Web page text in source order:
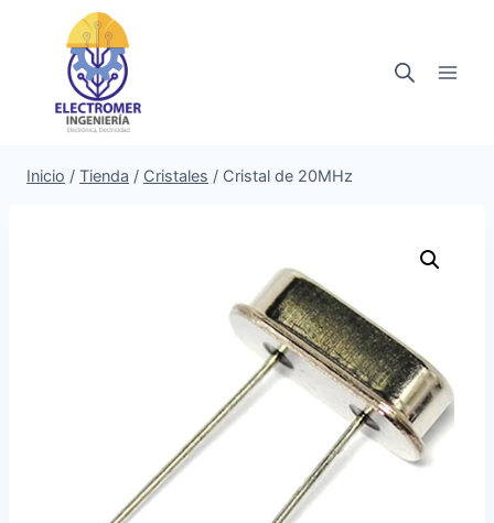
contenido
Inicio / Tienda / Cristales / Cristal de 20MHz